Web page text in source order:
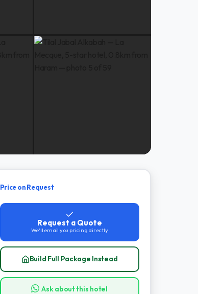
Price on Request
Request a Quote
We'll email you pricing directly
Build Full Package Instead
Ask about this hotel